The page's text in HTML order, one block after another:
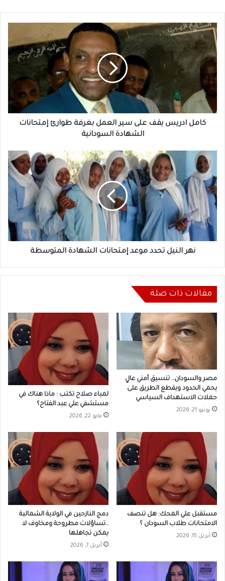
كامل
ادريس
يقف
على
العمل
بغرفة
طوارئ
إمتحانات
الشهادة
كامل ادريس يقف على سير العمل بغرفة طوارئ إمتحانات
الشهادة السودانية
النيل
تحدد
موعد
إمتحانات
الشهادة
المتوسطة
نهر النيل تحدد موعد إمتحانات الشهادة المتوسطة
مقالات ذات صلة
مصر والسودان.. تنسيق أمني عالٍ
يحمي الحدود ويقطع الطريق على
حملات الاستهداف السياسي
يونيو 21, 2026
لمياء صلاح تكتب : ماذا هناك في
مستشفي علي عبد الفتاح؟
مايو 22, 2026
مستقبل علي المحك: هل تنصف
الامتحانات طلاب السودان ؟
أبريل 15, 2026
دمج النازحين في الولاية الشمالية
..تساؤلات مطروحة ومخاوف لا
يمكن تجاهلها
أبريل 7, 2026